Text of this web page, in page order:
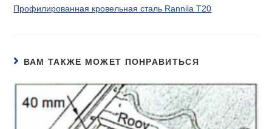
Профилированная кровельная сталь Rannila T20
ВАМ ТАКЖЕ МОЖЕТ ПОНРАВИТЬСЯ